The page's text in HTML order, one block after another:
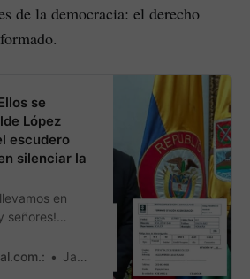
de la democracia: el derecho
se
López
escudero
silenciar la
en
señores!
de laJames Ruiz